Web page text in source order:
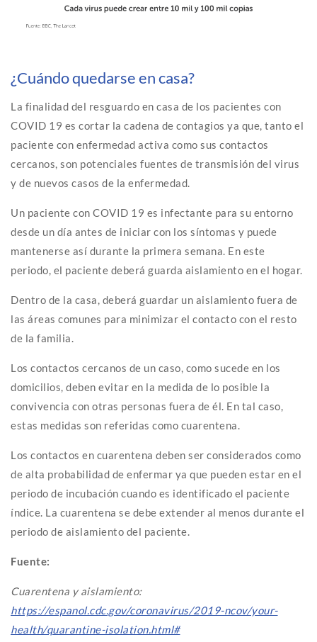
¿Cuándo quedarse en casa?
La finalidad del resguardo en casa de los pacientes con
COVID 19 es cortar la cadena de contagios ya que, tanto el
paciente con enfermedad activa como sus contactos
cercanos, son potenciales fuentes de transmisión del virus
y de nuevos casos de la enfermedad.
Un paciente con COVID 19 es infectante para su entorno
desde un día antes de iniciar con los síntomas y puede
mantenerse así durante la primera semana. En este
periodo, el paciente deberá guarda aislamiento en el hogar.
Dentro de la casa, deberá guardar un aislamiento fuera de
las áreas comunes para minimizar el contacto con el resto
de la familia.
Los contactos cercanos de un caso, como sucede en los
domicilios, deben evitar en la medida de lo posible la
convivencia con otras personas fuera de él. En tal caso,
estas medidas son referidas como cuarentena.
Los contactos en cuarentena deben ser considerados como
de alta probabilidad de enfermar ya que pueden estar en el
periodo de incubación cuando es identificado el paciente
índice. La cuarentena se debe extender al menos durante el
periodo de aislamiento del paciente.
Fuente:
Cuarentena y aislamiento:
https://espanol.cdc.gov/coronavirus/2019-ncov/your-
health/quarantine-isolation.html#